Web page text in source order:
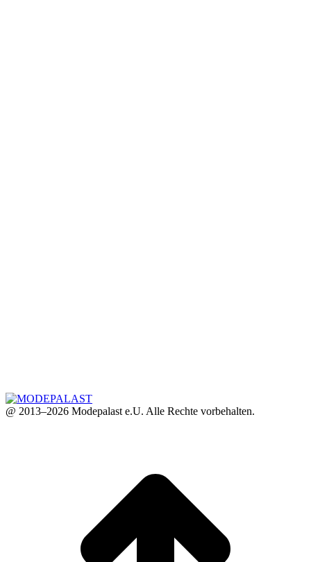
@ 2013–2026 Modepalast e.U. Alle Rechte vorbehalten.